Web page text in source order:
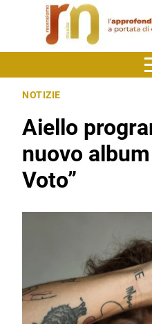
NOTIZIE
Aiello
nuovo
Voto”